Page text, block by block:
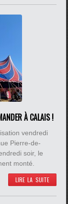
À CALAIS !
vendredi
Pierre-de-
soir, le
monté.
LIRE LA SUITE